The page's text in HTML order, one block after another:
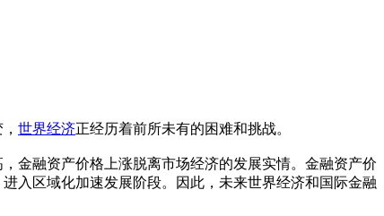
世界经济正经历着前所未有的困难和挑战。
金融资产价格上涨脱离市场经济的发展实情。金融资产价
入区域化加速发展阶段。因此，未来世界经济和国际金融